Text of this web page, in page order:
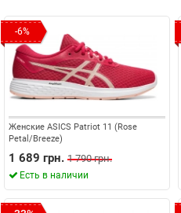
-6%
Женские ASICS Patriot 11 (Rose
Petal/Breeze)
1 689 грн. 1 790 грн.
Есть в наличии